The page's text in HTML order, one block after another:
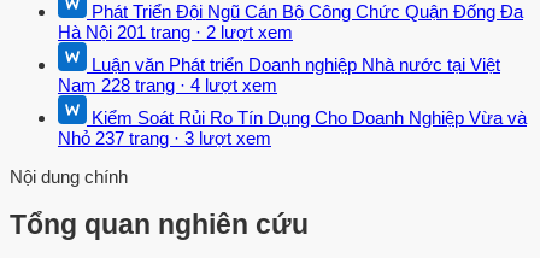
Phát Triển Đội Ngũ Cán Bộ Công Chức Quận Đống Đa
Hà Nội 201 trang · 2 lượt xem
Luận văn Phát triển Doanh nghiệp Nhà nước tại Việt
Nam 228 trang · 4 lượt xem
Kiểm Soát Rủi Ro Tín Dụng Cho Doanh Nghiệp Vừa và
Nhỏ 237 trang · 3 lượt xem
Nội dung chính
Tổng quan nghiên cứu